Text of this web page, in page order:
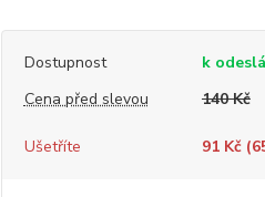
Dostupnost
k
Cena před slevou
140 Kč
Ušetříte 91 Kč (